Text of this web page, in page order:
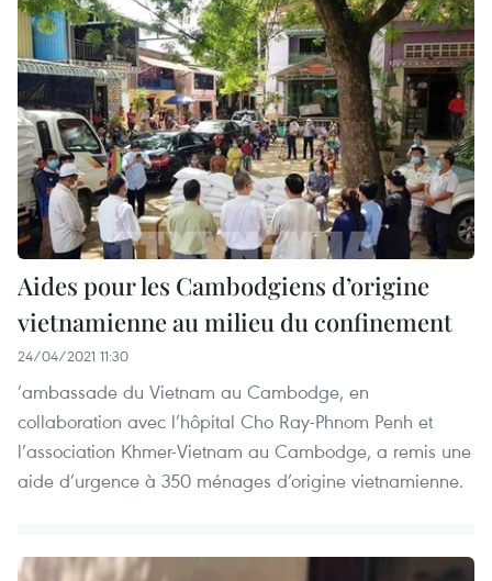
Aides pour les Cambodgiens d’origine
vietnamienne au milieu du confinement
24/04/2021 11:30
’ambassade du Vietnam au Cambodge, en
collaboration avec l’hôpital Cho Ray-Phnom Penh et
l’association Khmer-Vietnam au Cambodge, a remis une
aide d’urgence à 350 ménages d’origine vietnamienne.